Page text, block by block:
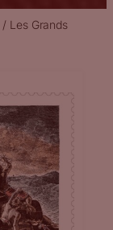
/ Les Grands